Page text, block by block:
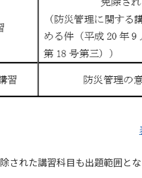
された講習科目も出題範囲とな